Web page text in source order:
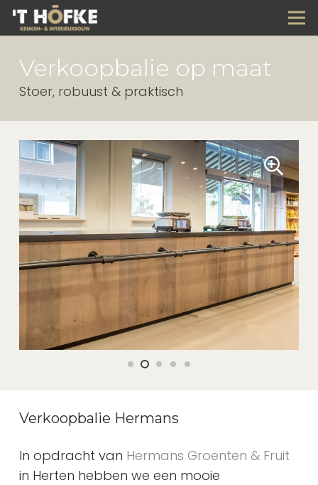
Verkoopbalie op maat
Stoer, robuust & praktisch
Verkoopbalie Hermans
In opdracht van Hermans Groenten & Fruit
in Herten hebben we een mooie